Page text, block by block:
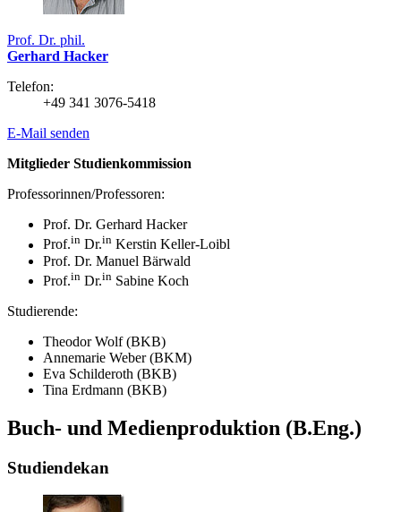
Prof. Dr. phil.
Gerhard Hacker
Telefon:
+49 341 3076-5418
E-Mail senden
Mitglieder Studienkommission
Professorinnen/Professoren:
Prof. Dr. Gerhard Hacker
Prof.in Dr.in Kerstin Keller-Loibl
Prof. Dr. Manuel Bärwald
Prof.in Dr.in Sabine Koch
Studierende:
Theodor Wolf (BKB)
Annemarie Weber (BKM)
Eva Schilderoth (BKB)
Tina Erdmann (BKB)
Buch- und Medienproduktion (B.Eng.)
Studiendekan